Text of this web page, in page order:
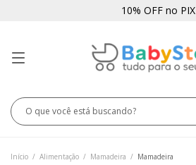
10% OFF no PIX
Início / Alimentação / Mamadeira / Mamadeira